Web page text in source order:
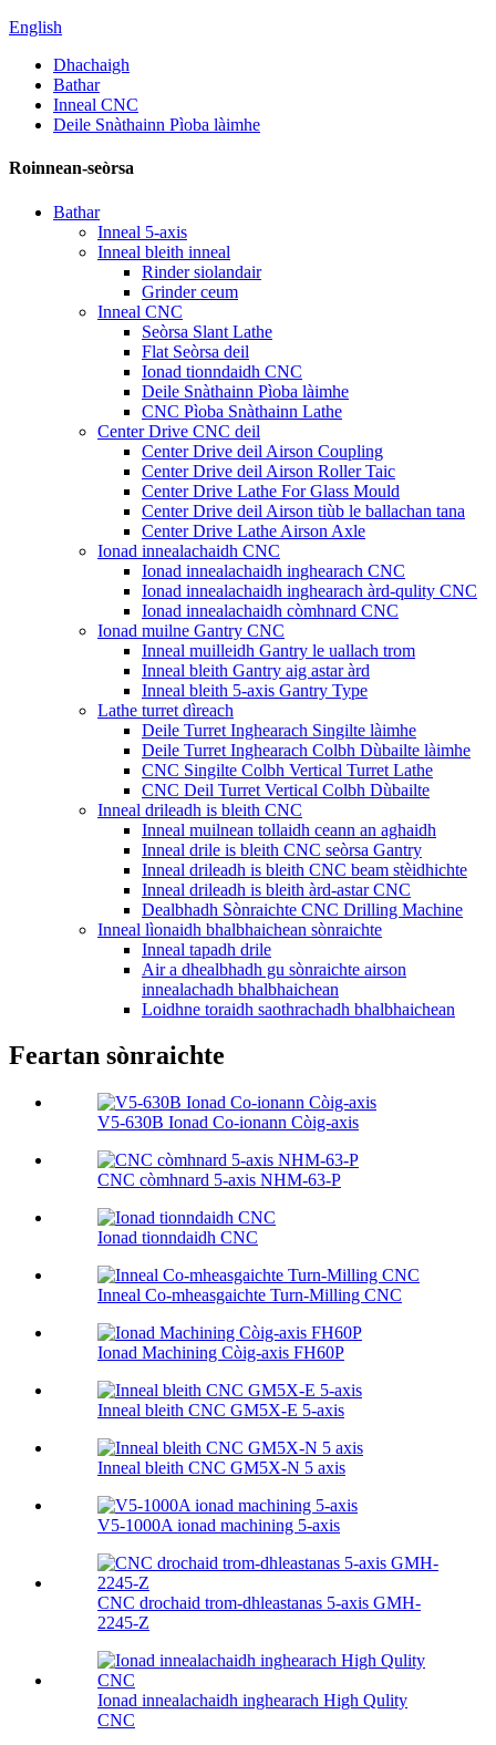
English
Dhachaigh
Bathar
Inneal CNC
Deile Snàthainn Pìoba làimhe
Roinnean-seòrsa
Bathar
Inneal 5-axis
Inneal bleith inneal
Rinder siolandair
Grinder ceum
Inneal CNC
Seòrsa Slant Lathe
Flat Seòrsa deil
Ionad tionndaidh CNC
Deile Snàthainn Pìoba làimhe
CNC Pìoba Snàthainn Lathe
Center Drive CNC deil
Center Drive deil Airson Coupling
Center Drive deil Airson Roller Taic
Center Drive Lathe For Glass Mould
Center Drive deil Airson tiùb le ballachan tana
Center Drive Lathe Airson Axle
Ionad innealachaidh CNC
Ionad innealachaidh inghearach CNC
Ionad innealachaidh inghearach àrd-qulity CNC
Ionad innealachaidh còmhnard CNC
Ionad muilne Gantry CNC
Inneal muilleidh Gantry le uallach trom
Inneal bleith Gantry aig astar àrd
Inneal bleith 5-axis Gantry Type
Lathe turret dìreach
Deile Turret Inghearach Singilte làimhe
Deile Turret Inghearach Colbh Dùbailte làimhe
CNC Singilte Colbh Vertical Turret Lathe
CNC Deil Turret Vertical Colbh Dùbailte
Inneal drileadh is bleith CNC
Inneal muilnean tollaidh ceann an aghaidh
Inneal drile is bleith CNC seòrsa Gantry
Inneal drileadh is bleith CNC beam stèidhichte
Inneal drileadh is bleith àrd-astar CNC
Dealbhadh Sònraichte CNC Drilling Machine
Inneal lìonaidh bhalbhaichean sònraichte
Inneal tapadh drile
Air a dhealbhadh gu sònraichte airson
innealachadh bhalbhaichean
Loidhne toraidh saothrachadh bhalbhaichean
Feartan sònraichte
V5-630B Ionad Co-ionann Còig-axis
CNC còmhnard 5-axis NHM-63-P
Ionad tionndaidh CNC
Inneal Co-mheasgaichte Turn-Milling CNC
Ionad Machining Còig-axis FH60P
Inneal bleith CNC GM5X-E 5-axis
Inneal bleith CNC GM5X-N 5 axis
V5-1000A ionad machining 5-axis
CNC drochaid trom-dhleastanas 5-axis GMH-
2245-Z
Ionad innealachaidh inghearach High Qulity
CNC